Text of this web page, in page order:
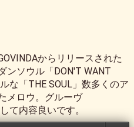
からリリースされた
ンソウル「DON'T WANT
な「THE SOUL」数多くのア
メロウ。グルーヴ
て内容良いです。